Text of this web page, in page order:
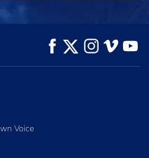
SERIE
ENTDECKEN
Voice